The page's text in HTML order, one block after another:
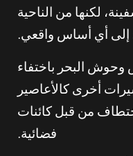
لكنها من الناحية
إلى أي أساس واقعي.
البحر باختفاء
أخرى كالأعاصير
من قبل كائنات
فضائية.